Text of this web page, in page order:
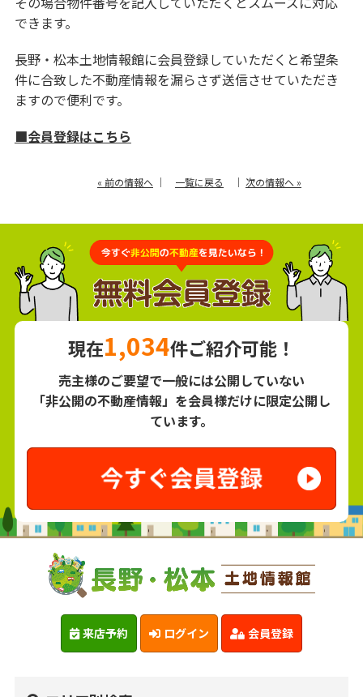
できます。
長野・松本土地情報館に会員登録していただくと希望条
件に合致した不動産情報を漏らさず送信させていただき
ますので便利です。
■会員登録はこちら
« 前の情報へ ｜ 一覧に戻る ｜ 次の情報へ »
現在1,034件ご紹介可能！
売主様のご要望で一般には公開していない
「非公開の不動産情報」を会員様だけに限定公開し
ています。
来店予約 ログイン 会員登録